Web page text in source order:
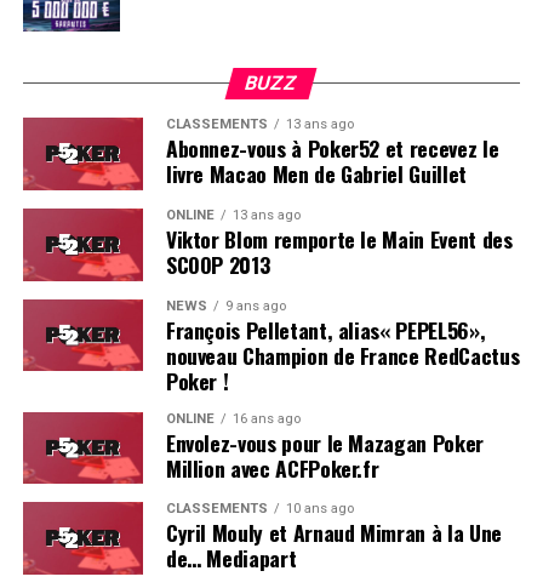
STAROSTIN IVAN 151 500
BRUN GABRIELLE 151 000
BENHAMOU BRIAN 150 500
BASTIAN CELINE 149 000
DAMRET JEREMIE 148 000
GUERFI MESBAH 147 000
CHALABI MOHAMED 143 000
DURANCOIS JOEL 141 500
LEON PASCAL 141 000
AZOULAY YOANN 137 500
Soleau à gauche, sorti par Logghe au centre
BUZZ
CLASSEMENTS 13 ans ago
Abonnez-vous à Poker52 et recevez le
livre Macao Men de Gabriel Guillet
ONLINE 13 ans ago
Viktor Blom remporte le Main Event des
SCOOP 2013
NEWS 9 ans ago
François Pelletant, alias« PEPEL56»,
nouveau Champion de France RedCactus
Poker !
ONLINE 16 ans ago
Envolez-vous pour le Mazagan Poker
Million avec ACFPoker.fr
CLASSEMENTS 10 ans ago
Cyril Mouly et Arnaud Mimran à la Une
de… Mediapart